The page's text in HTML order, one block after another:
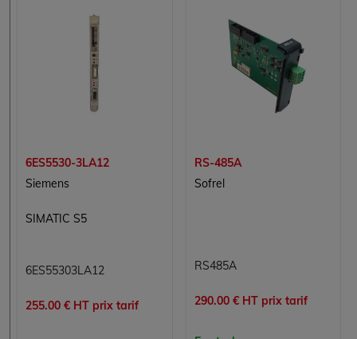
6ES5530-3LA12
Siemens
SIMATIC S5
6ES55303LA12
255.00 € HT prix tarif
RS-485A
Sofrel
RS485A
290.00 € HT prix tarif